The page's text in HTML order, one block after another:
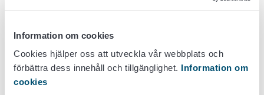
Information om cookies
Cookies hjälper oss att utveckla vår webbplats och
förbättra dess innehåll och tillgänglighet. Information om
cookies
Hållningen, skötseln, behandlingen och hanteringen av
stadgas av lagen och förordningar om djurens välfärd.
Hållningen av hästar regleras dessutom i statsrådets
förordning om skydd av hästar. Hållningen av andra